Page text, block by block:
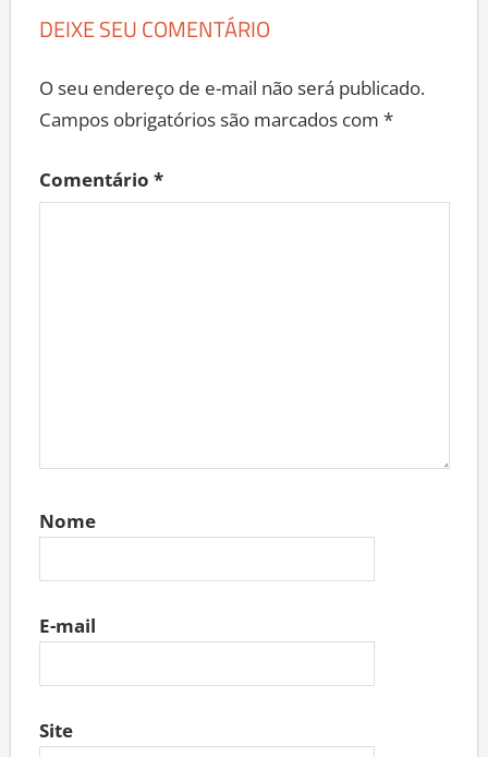
DEIXE SEU COMENTÁRIO
O seu endereço de e-mail não será publicado.
Campos obrigatórios são marcados com *
Comentário *
Nome
E-mail
Site